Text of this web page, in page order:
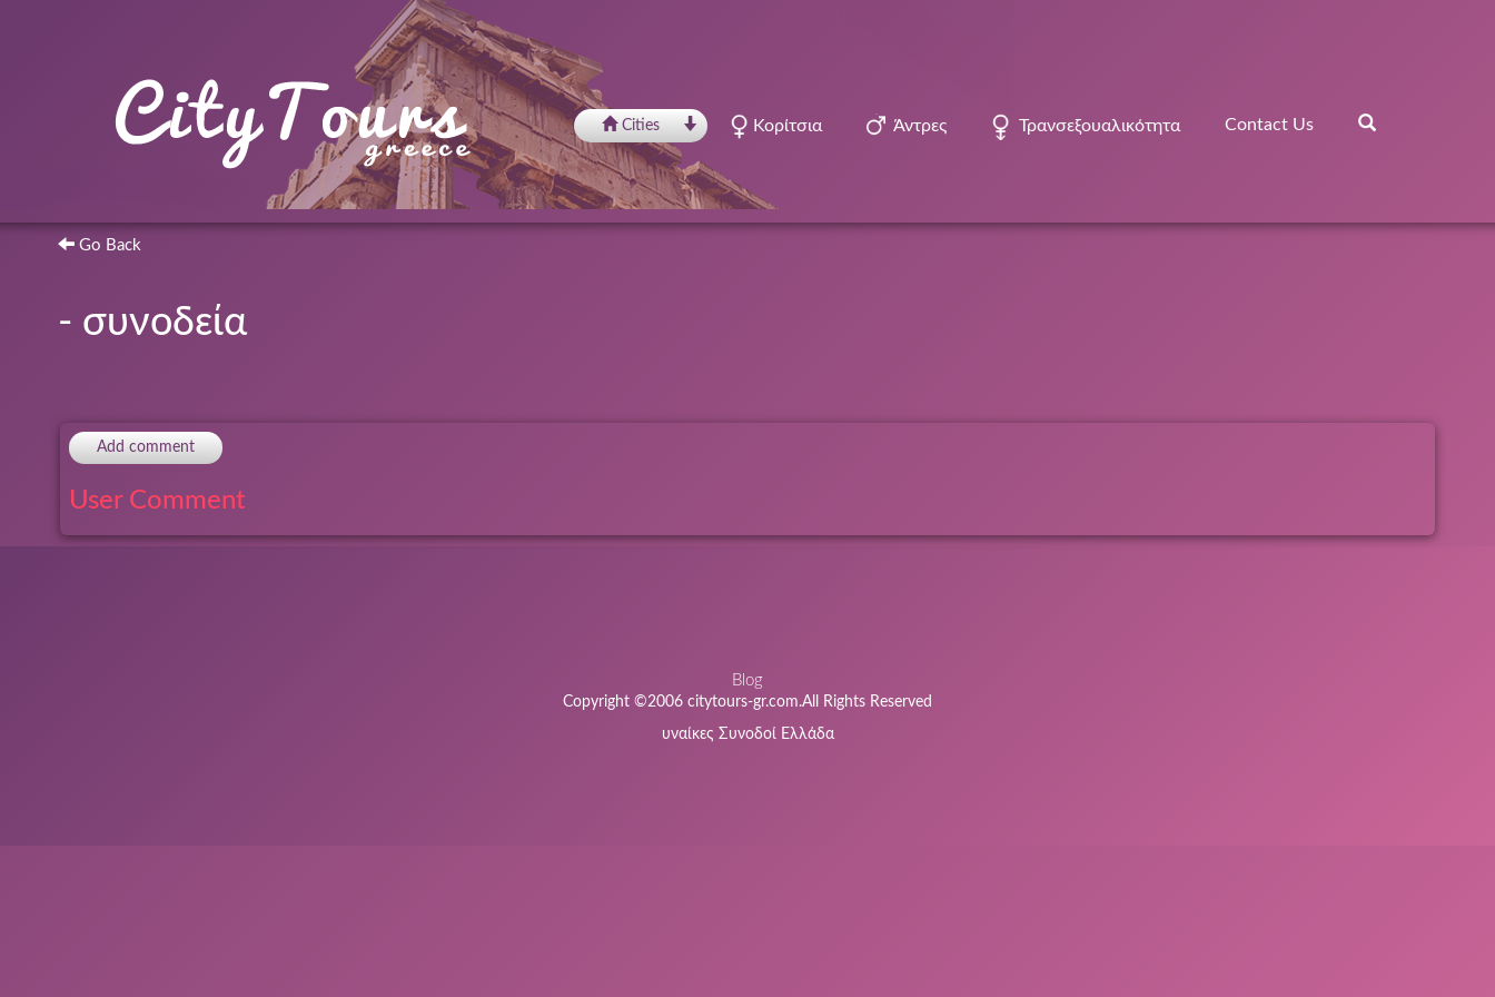
Сities Κορίτσια Άντρες Τρανσεξουαλικότητα Contact Us
Go Back
- συνοδεία
Add comment
User Comment
Blog
Copyright ©2006 citytours-gr.com.All Rights Reserved
υναίκες Συνοδοί Ελλάδα